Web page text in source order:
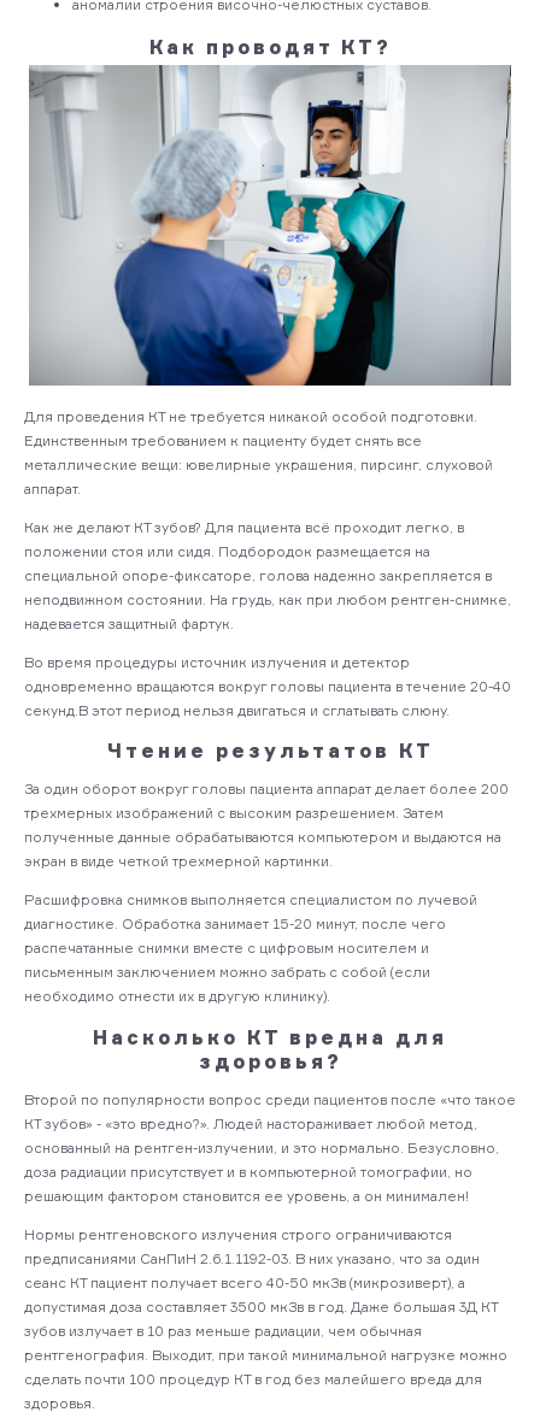
аномалии строения височно-челюстных суставов.
Как проводят КТ?
Для проведения КТ не требуется никакой особой подготовки.
Единственным требованием к пациенту будет снять все
металлические вещи: ювелирные украшения, пирсинг, слуховой
аппарат.
Как же делают КТ зубов? Для пациента всё проходит легко, в
положении стоя или сидя. Подбородок размещается на
специальной опоре-фиксаторе, голова надежно закрепляется в
неподвижном состоянии. На грудь, как при любом рентген-снимке,
надевается защитный фартук.
Во время процедуры источник излучения и детектор
одновременно вращаются вокруг головы пациента в течение 20-40
секунд.В этот период нельзя двигаться и сглатывать слюну.
Чтение результатов КТ
За один оборот вокруг головы пациента аппарат делает более 200
трехмерных изображений с высоким разрешением. Затем
полученные данные обрабатываются компьютером и выдаются на
экран в виде четкой трехмерной картинки.
Расшифровка снимков выполняется специалистом по лучевой
диагностике. Обработка занимает 15-20 минут, после чего
распечатанные снимки вместе с цифровым носителем и
письменным заключением можно забрать с собой (если
необходимо отнести их в другую клинику).
Насколько КТ вредна для
здоровья?
Второй по популярности вопрос среди пациентов после «что такое
КТ зубов» - «это вредно?». Людей настораживает любой метод,
основанный на рентген-излучении, и это нормально. Безусловно,
доза радиации присутствует и в компьютерной томографии, но
решающим фактором становится ее уровень, а он минимален!
Нормы рентгеновского излучения строго ограничиваются
предписаниями СанПиН 2.6.1.1192-03. В них указано, что за один
сеанс КТ пациент получает всего 40-50 мкЗв (микрозиверт), а
допустимая доза составляет 3500 мкЗв в год. Даже большая 3Д КТ
зубов излучает в 10 раз меньше радиации, чем обычная
рентгенография. Выходит, при такой минимальной нагрузке можно
сделать почти 100 процедур КТ в год без малейшего вреда для
здоровья.